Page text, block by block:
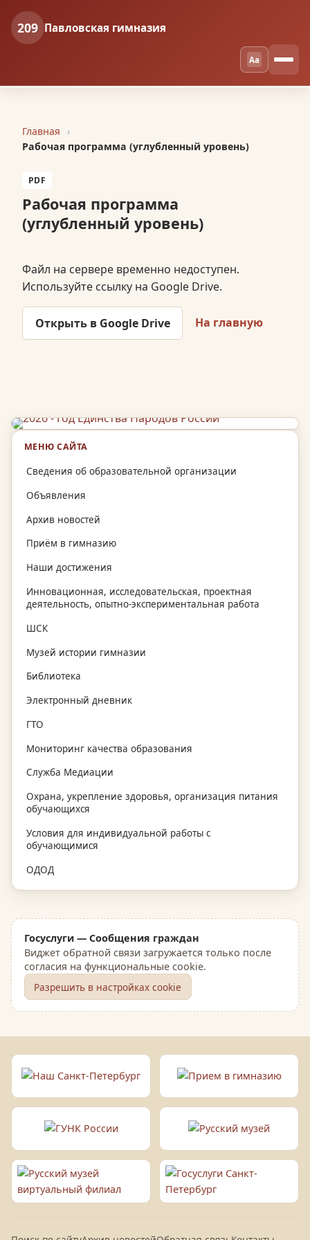
209 Павловская гимназия
Aa
Главная
Рабочая программа (углубленный уровень)
PDF
Рабочая программа
(углубленный уровень)
Файл на сервере временно недоступен.
Используйте ссылку на Google Drive.
Открыть в Google Drive На главную
МЕНЮ САЙТА
Сведения об образовательной организации
Объявления
Архив новостей
Приём в гимназию
Наши достижения
Инновационная, исследовательская, проектная
деятельность, опытно-экспериментальная работа
ШСК
Музей истории гимназии
Библиотека
Электронный дневник
ГТО
Мониторинг качества образования
Служба Медиации
Охрана, укрепление здоровья, организация питания
обучающихся
Условия для индивидуальной работы с
обучающимися
ОДОД
Госуслуги — Сообщения граждан
Виджет обратной связи загружается только после
согласия на функциональные cookie.
Разрешить в настройках cookie